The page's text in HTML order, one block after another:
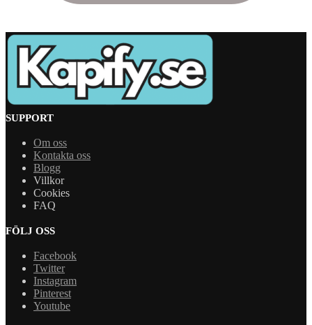
SUPPORT
Om oss
Kontakta oss
Blogg
Villkor
Cookies
FAQ
FÖLJ OSS
Facebook
Twitter
Instagram
Pinterest
Youtube